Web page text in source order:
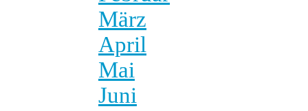
März
April
Mai
Juni